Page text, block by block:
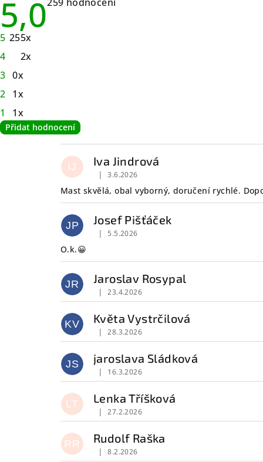
5,0
5 255x
4
2x
3 0x
2 1x
1
1x
Přidat hodnocení
V
ý
p
i
s
h
o
d
n
o
c
e
n
í
IJ Iva Jindrová
Hodnocení obchodu je 5 z 5 hvězdiček.
| 3.6.2026
Mast skvělá, obal vyborný, doručení rychlé.
JP Josef Pišťáček
Hodnocení obchodu je 5 z 5 hvězdiček.
| 5.5.2026
O.k.😀
JR Jaroslav Rosypal
Hodnocení obchodu je 5 z 5 hvězdiček.
| 23.4.2026
KV Květa Vystrčilová
Hodnocení obchodu je 5 z 5 hvězdiček.
| 28.3.2026
JS jaroslava Sládková
Hodnocení obchodu je 5 z 5 hvězdiček.
| 16.3.2026
LT Lenka Tříšková
Hodnocení obchodu je 5 z 5 hvězdiček.
| 27.2.2026
RR Rudolf Raška
Hodnocení obchodu je 5 z 5 hvězdiček.
| 8.2.2026